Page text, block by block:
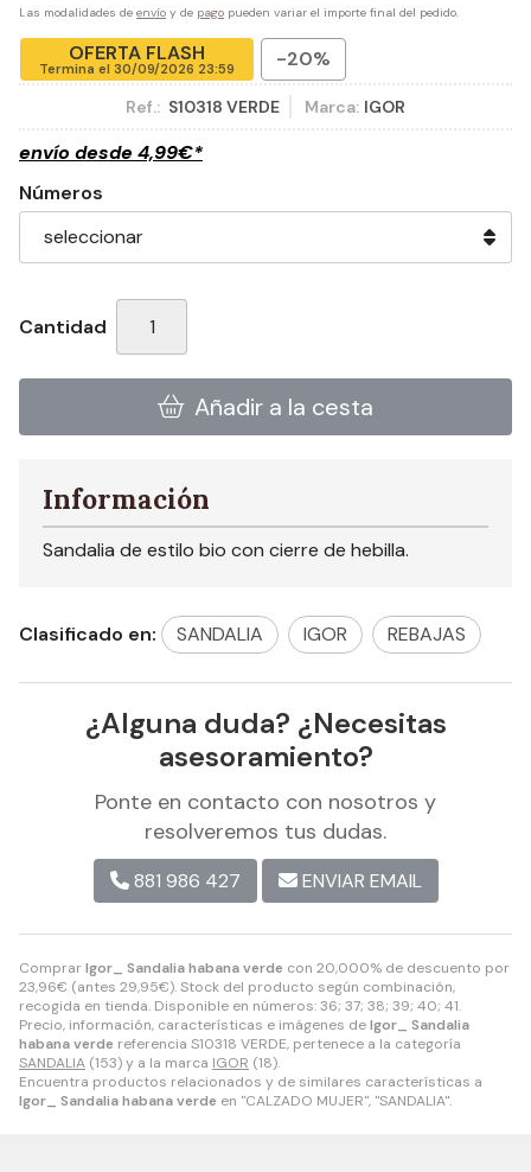
Las modalidades de envío y de pago pueden variar el importe final del pedido.
OFERTA FLASH
Termina el 30/09/2026 23:59 -20%
Ref.: S10318 VERDE Marca: IGOR
envío desde 4,99€*
Números
Cantidad
Añadir a la cesta
ComprarIgor_ Sandalia habana verde con 20,000% de descuento por
23,96€ (antes 29,95€). Stock del producto según combinación,
recogida en tienda. Disponible en números: 36; 37; 38; 39; 40; 41.
Precio, información, características e imágenes deIgor_ Sandalia
habana verde referencia S10318 VERDE, pertenece a la categoría
SANDALIA (153) y a la marca IGOR (18).
Encuentra productos relacionados y de similares características a
Igor_ Sandalia habana verde en "CALZADO MUJER", "SANDALIA".
Información
Sandalia de estilo bio con cierre de hebilla.
Clasificado en: SANDALIA IGOR REBAJAS
¿Alguna duda? ¿Necesitas
asesoramiento?
Ponte en contacto con nosotros y
resolveremos tus dudas.
881 986 427 ENVIAR EMAIL